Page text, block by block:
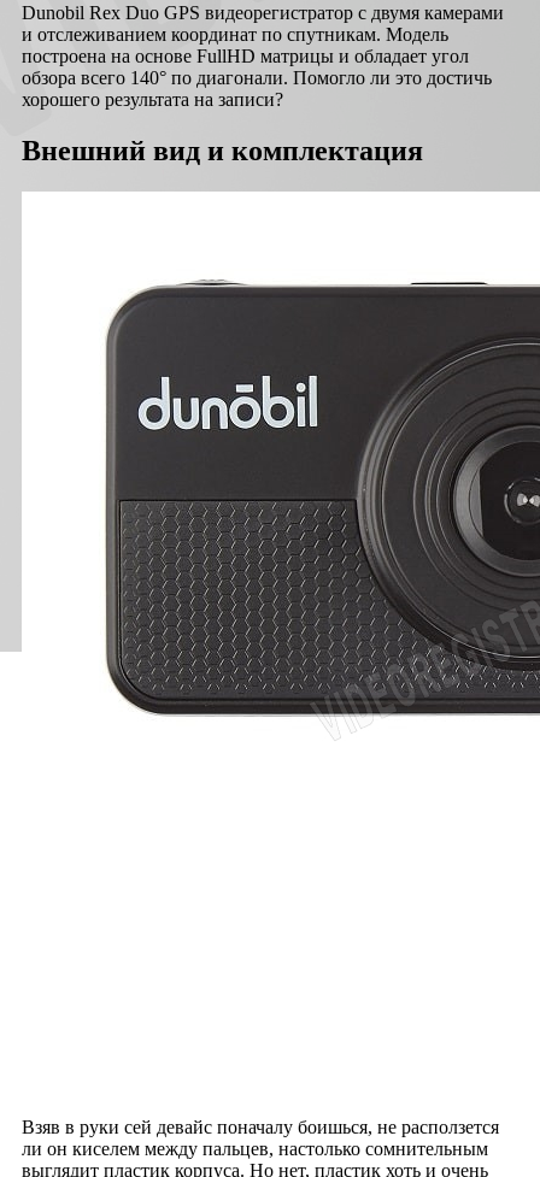
Dunobil Rex Duo GPS видеорегистратор с двумя камерами
и отслеживанием координат по спутникам. Модель
построена на основе FullHD матрицы и обладает угол
обзора всего 140° по диагонали. Помогло ли это достичь
хорошего результата на записи?
Внешний вид и комплектация
Взяв в руки сей девайс поначалу боишься, не расползется
ли он киселем между пальцев, настолько сомнительным
выглядит пластик корпуса. Но нет, пластик хоть и очень